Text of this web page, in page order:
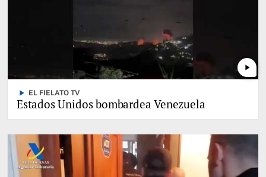
play_arrow
play_arrow EL FIELATO TV
Estados Unidos bombardea Venezuela